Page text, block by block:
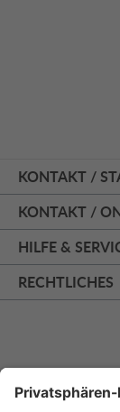
KONTAKT /
KONTAKT /
HILFE &
RECHTLICHES